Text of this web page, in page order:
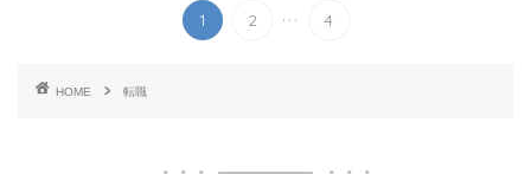
1 2 ... 4
HOME 転職